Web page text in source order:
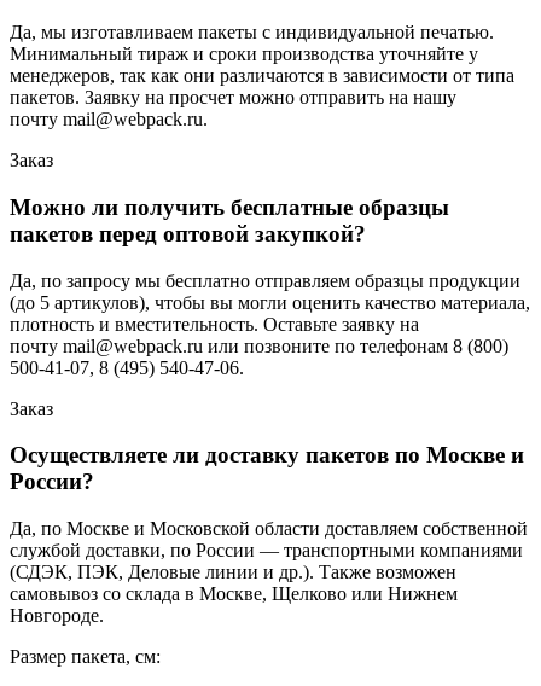
Да, мы изготавливаем пакеты с индивидуальной печатью.
Минимальный тираж и сроки производства уточняйте у
менеджеров, так как они различаются в зависимости от типа
пакетов. Заявку на просчет можно отправить на нашу
почту mail@webpack.ru.
Заказ
Можно ли получить бесплатные образцы
пакетов перед оптовой закупкой?
Да, по запросу мы бесплатно отправляем образцы продукции
(до 5 артикулов), чтобы вы могли оценить качество материала,
плотность и вместительность. Оставьте заявку на
почту mail@webpack.ru или позвоните по телефонам 8 (800)
500-41-07, 8 (495) 540-47-06.
Заказ
Осуществляете ли доставку пакетов по Москве и
России?
Да, по Москве и Московской области доставляем собственной
службой доставки, по России — транспортными компаниями
(СДЭК, ПЭК, Деловые линии и др.). Также возможен
самовывоз со склада в Москве, Щелково или Нижнем
Новгороде.
Размер пакета, см: